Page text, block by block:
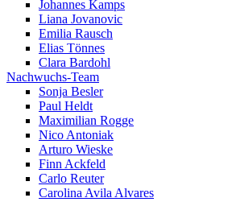
Johannes Kamps
Liana Jovanovic
Emilia Rausch
Elias Tönnes
Clara Bardohl
Nachwuchs-Team
Sonja Besler
Paul Heldt
Maximilian Rogge
Nico Antoniak
Arturo Wieske
Finn Ackfeld
Carlo Reuter
Carolina Avila Alvares